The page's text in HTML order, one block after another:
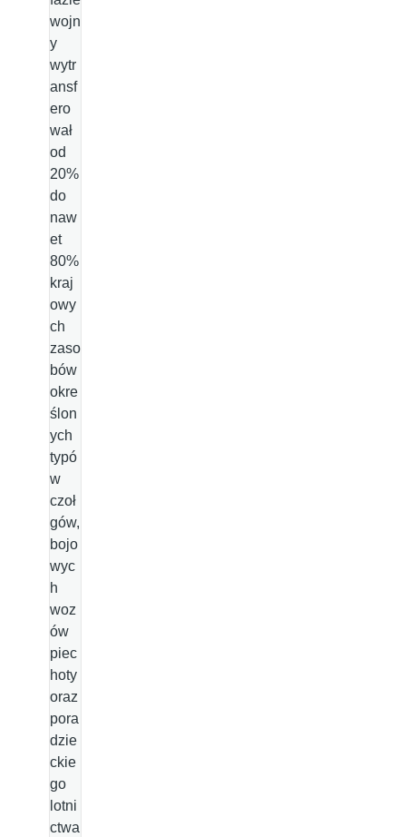
wojn
y
wytr
ansf
ero
wał
od
20%
do
naw
et
80%
kraj
owy
ch
zaso
bów
okre
ślon
ych
typó
w
czoł
gów,
bojo
wyc
h
woz
ów
piec
hoty
oraz
pora
dzie
ckie
go
lotni
ctwa